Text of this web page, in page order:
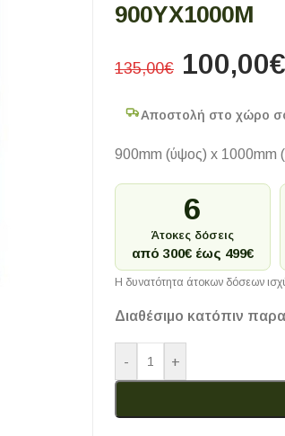
900ΥX1000Μ
135,00€ 100,00€
Αποστολή στο χώρο
900mm (ύψος) x 1000mm
6
Άτοκες δόσεις
από 300€ έως 499€
Η δυνατότητα άτοκων δόσεων
Διαθέσιμο κατόπιν
- +